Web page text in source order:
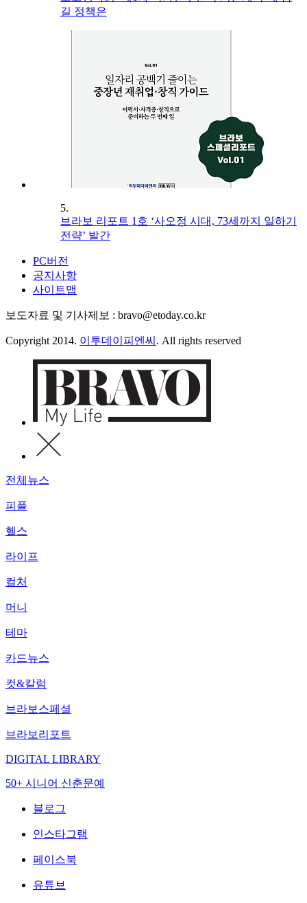
길 정책은
5.
브라보 리포트 1호 ‘사오정 시대, 73세까지 일하기
전략’ 발간
PC버전
공지사항
사이트맵
보도자료 및 기사제보 : bravo@etoday.co.kr
Copyright 2014. 이투데이피엔씨 . All rights reserved
전체뉴스
피플
헬스
라이프
컬처
머니
테마
카드뉴스
컷&칼럼
브라보스페셜
브라보리포트
DIGITAL LIBRARY
50+ 시니어 신춘문예
블로그
인스타그램
페이스북
유튜브